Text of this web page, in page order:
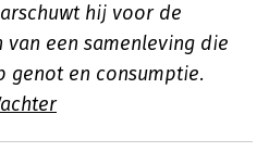
hij voor de
van een samenleving die
en consumptie.